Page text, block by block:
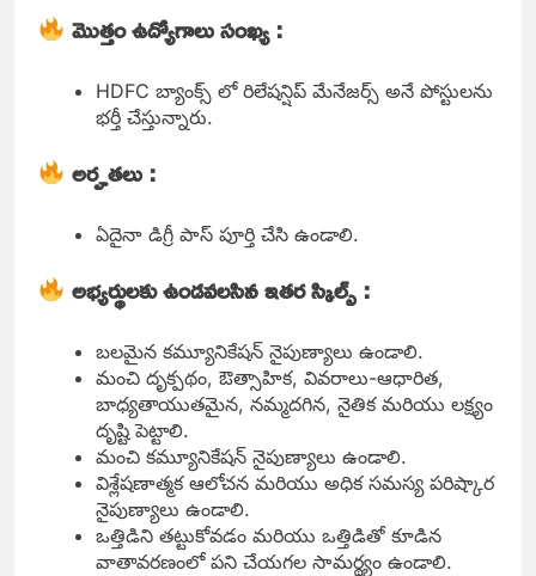
మొత్తం ఉద్యోగాలు సంఖ్య :
HDFC బ్యాంక్స్ లో రిలేషన్షిప్ మేనేజర్స్ అనే పోస్టులను
భర్తీ చేస్తున్నారు.
అర్హతలు :
ఏదైనా డిగ్రీ పాస్ పూర్తి చేసి ఉండాలి.
అభ్యర్థులకు ఉండవలసిన ఇతర స్కిల్స్ :
బలమైన కమ్యూనికేషన్ నైపుణ్యాలు ఉండాలి.
మంచి దృక్పథం, ఔత్సాహిక, వివరాలు-ఆధారిత,
బాధ్యతాయుతమైన, నమ్మదగిన, నైతిక మరియు లక్ష్యం
దృష్టి పెట్టాలి.
మంచి కమ్యూనికేషన్ నైపుణ్యాలు ఉండాలి.
విశ్లేషణాత్మక ఆలోచన మరియు అధిక సమస్య పరిష్కార
నైపుణ్యాలు ఉండాలి.
ఒత్తిడిని తట్టుకోవడం మరియు ఒత్తిడితో కూడిన
వాతావరణంలో పని చేయగల సామర్థ్యం ఉండాలి.